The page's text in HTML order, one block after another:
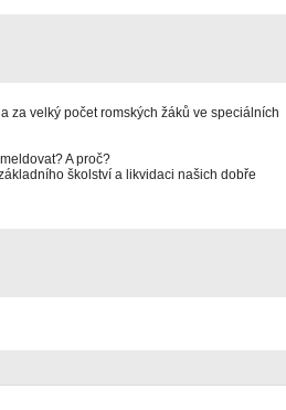
za velký počet romských žáků ve speciálních
A proč?
školství a likvidaci našich dobře